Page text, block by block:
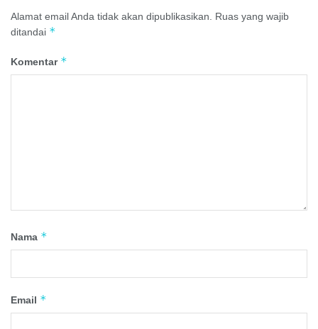
Alamat email Anda tidak akan dipublikasikan.
Ruas yang wajib
ditandai *
Komentar *
Nama *
Email *